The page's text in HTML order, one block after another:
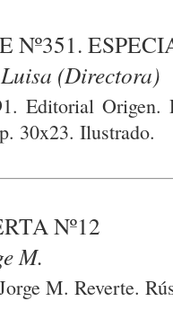
Nº351.
(Directora)
Editorial
30x23. Ilustrado.
Nº12
M.
M. Reverte.